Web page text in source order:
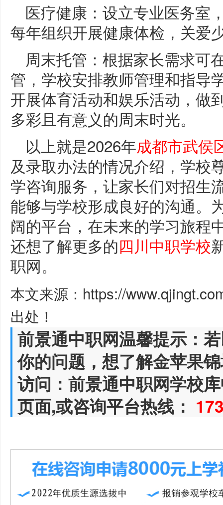
医疗健康：设立专业医务室
每年组织开展健康体检，关爱
周末托管：根据家长需求可
管，学校安排教师管理和指导
开展体育活动和娱乐活动，做
多彩且有意义的周末时光。
以上就是2026年成都市武侯
及录取办法的情况介绍，学校
学咨询服务，让家长们对招生
能够与学校形成良好的沟通。
阔的平台，在未来的学习旅程
还想了解更多的四川中职学校
职网。
本文来源：https://
出处！
前景通中职网温馨提示：
你的问题，想了解金苹果
访问：前景通中职网学校
页面,或咨询平台热线：